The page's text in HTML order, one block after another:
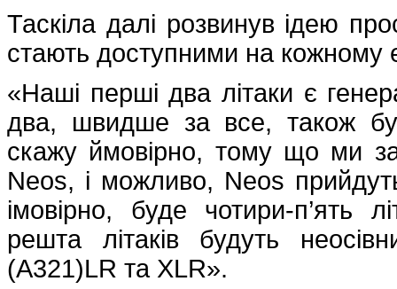
Таскіла далі розвинув ідею
стають доступними на кожному
«Наші перші два літаки є
два, швидше за все, також
скажу ймовірно, тому що ми
Neos, і можливо, Neos
імовірно, буде чотири-п’ять
решта літаків будуть
(A321)LR та XLR».